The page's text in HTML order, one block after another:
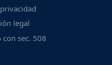
legal
sec. 508